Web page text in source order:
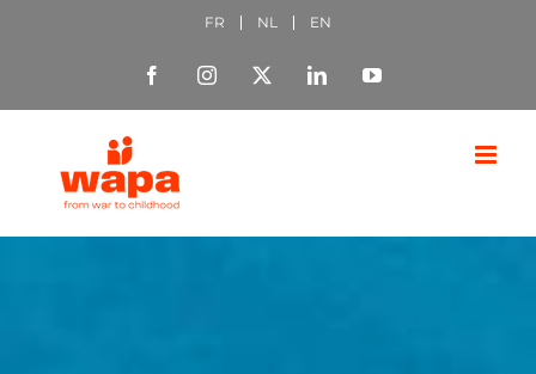
contenu
FR NL EN
FacebookInstagram LinkedInYouTube